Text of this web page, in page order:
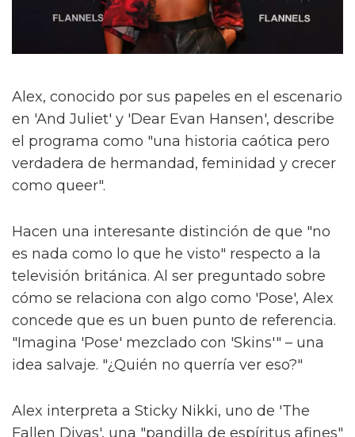
Alex, conocido por sus papeles en el escenario
en 'And Juliet' y 'Dear Evan Hansen', describe
el programa como "una historia caótica pero
verdadera de hermandad, feminidad y crecer
como queer".
Hacen una interesante distinción de que "no
es nada como lo que he visto" respecto a la
televisión británica. Al ser preguntado sobre
cómo se relaciona con algo como 'Pose', Alex
concede que es un buen punto de referencia.
"Imagina 'Pose' mezclado con 'Skins'" – una
idea salvaje. "¿Quién no querría ver eso?"
Alex interpreta a Sticky Nikki, uno de 'The
Fallen Divas', una "pandilla de espíritus afines"